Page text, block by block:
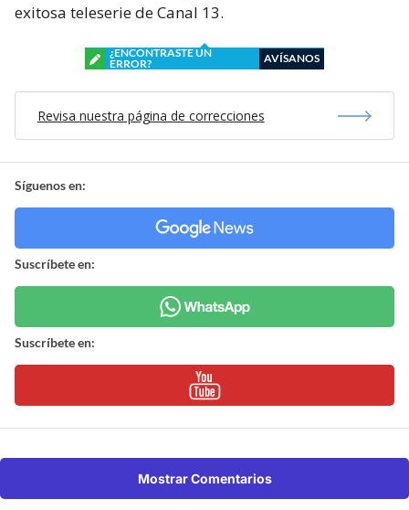
exitosa teleserie de Canal 13.
¿ENCONTRASTE UN
ERROR?
AVÍSANOS
Revisa nuestra página de correcciones
Síguenos en:
Suscríbete en:
Suscríbete en:
Mostrar Comentarios